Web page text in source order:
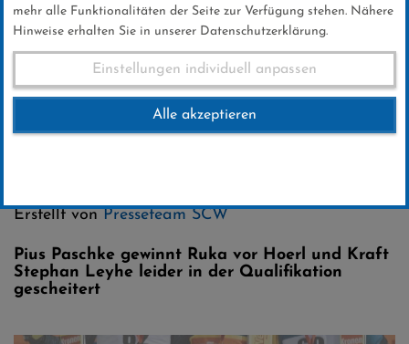
FIS Skiprung Weltcup
Kuusamo 30.11.2024
Erstellt vonPresseteam SCW
Pius Paschke gewinnt Ruka vor Hoerl und Kraft
Stephan Leyhe leider in der Qualifikation
gescheitert
J.Hoerl - P.Paschke - S.Kraft © Tadeusz Mieczynski
mehr alle Funktionalitäten der Seite zur Verfügung stehen. Nähere
Hinweise erhalten Sie in unserer Datenschutzerklärung.
Einstellungen individuell anpassen
Alle akzeptieren